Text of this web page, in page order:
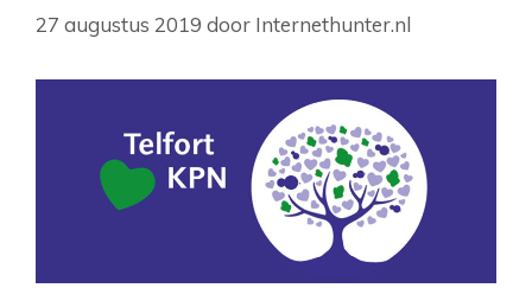
27 augustus 2019 door Internethunter.nl